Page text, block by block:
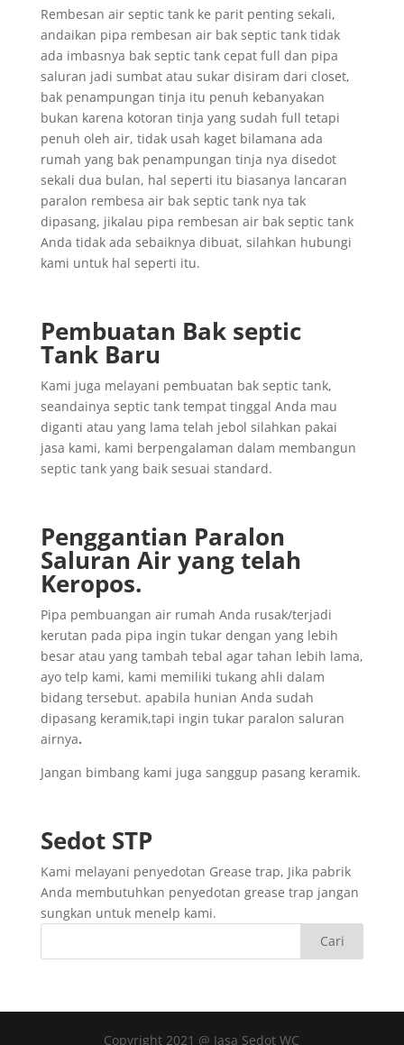
Rembesan air septic tank ke parit penting sekali,
andaikan pipa rembesan air bak septic tank tidak
ada imbasnya bak septic tank cepat full dan pipa
saluran jadi sumbat atau sukar disiram dari closet,
bak penampungan tinja itu penuh kebanyakan
bukan karena kotoran tinja yang sudah full tetapi
penuh oleh air, tidak usah kaget bilamana ada
rumah yang bak penampungan tinja nya disedot
sekali dua bulan, hal seperti itu biasanya lancaran
paralon rembesa air bak septic tank nya tak
dipasang, jikalau pipa rembesan air bak septic tank
Anda tidak ada sebaiknya dibuat, silahkan hubungi
kami untuk hal seperti itu.
Pembuatan Bak septic
Tank Baru
Kami juga melayani pembuatan bak septic tank,
seandainya septic tank tempat tinggal Anda mau
diganti atau yang lama telah jebol silahkan pakai
jasa kami, kami berpengalaman dalam membangun
septic tank yang baik sesuai standard.
Penggantian Paralon
Saluran Air yangtelah
Keropos.
Pipa pembuangan air rumah Anda rusak/terjadi
kerutan pada pipa ingin tukar dengan yang lebih
besar atau yang tambah tebal agar tahan lebih lama,
ayo telp kami, kami memiliki tukang ahli dalam
bidang tersebut. apabila hunian Anda sudah
dipasang keramik,tapi ingin tukar paralon saluran
airnya.
Jangan bimbang kami juga sanggup pasang keramik.
Sedot STP
Kami melayani penyedotan Grease trap, Jika pabrik
Anda membutuhkan penyedotan grease trap jangan
sungkan untuk menelp kami.
Copyright 2021 @ Jasa Sedot WC